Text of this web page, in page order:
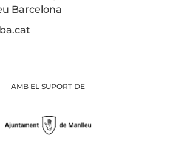
Barcelona
AMB EL SUPORT DE